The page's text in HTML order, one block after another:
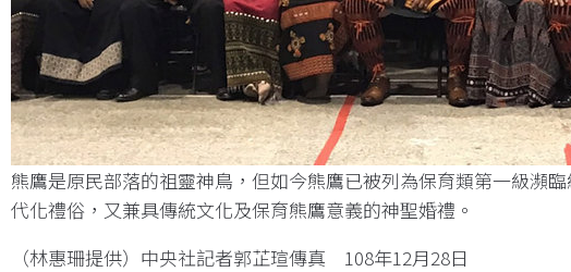
熊鷹是原民部落的祖靈神鳥，但如今熊鷹已被列為保育類第一級瀕
代化禮俗，又兼具傳統文化及保育熊鷹意義的神聖婚禮。
（林惠珊提供）中央社記者郭芷瑄傳真 108年12月28日